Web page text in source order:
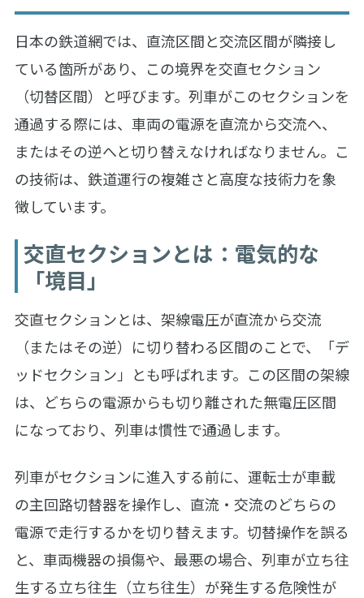
日本の鉄道網では、直流区間と交流区間が隣接し
ている箇所があり、この境界を交直セクション
（切替区間）と呼びます。列車がこのセクションを
通過する際には、車両の電源を直流から交流へ、
またはその逆へと切り替えなければなりません。こ
の技術は、鉄道運行の複雑さと高度な技術力を象
徴しています。
交直セクションとは：電気的な
「境目」
交直セクションとは、架線電圧が直流から交流
（またはその逆）に切り替わる区間のことで、「デ
ッドセクション」とも呼ばれます。この区間の架線
は、どちらの電源からも切り離された無電圧区間
になっており、列車は慣性で通過します。
列車がセクションに進入する前に、運転士が車載
の主回路切替器を操作し、直流・交流のどちらの
電源で走行するかを切り替えます。切替操作を誤る
と、車両機器の損傷や、最悪の場合、列車が立ち往
生する立ち往生（立ち往生）が発生する危険性が